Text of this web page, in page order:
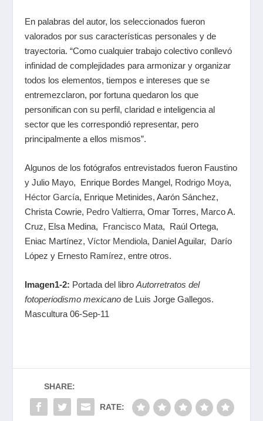
En palabras del autor, los seleccionados fueron
valorados por sus características personales y de
trayectoria. “Como cualquier trabajo colectivo conllevó
infinidad de complejidades para armonizar y organizar
todos los elementos, tiempos e intereses que se
entremezclaron, por fortuna quedaron los que
personifican con su perfil, claridad e inteligencia al
sector que les correspondió representar, pero
principalmente a ellos mismos”.
Algunos de los fotógrafos entrevistados fueron Faustino
y Julio Mayo, Enrique Bordes Mangel, Rodrigo Moya,
Héctor García, Enrique Metinides, Aarón Sánchez,
Christa Cowrie, Pedro Valtierra, Omar Torres, Marco A.
Cruz, Elsa Medina, Francisco Mata, Raúl Ortega,
Eniac Martínez,Víctor Mendiola, Daniel Aguilar, Darío
López y Ernesto Ramírez, entre otros.
Imagen1-2: Portada del libroAutorretratos del
fotoperiodismo mexicano de Luis Jorge Gallegos.
Mascultura 06-Sep-11
SHARE:
RATE: